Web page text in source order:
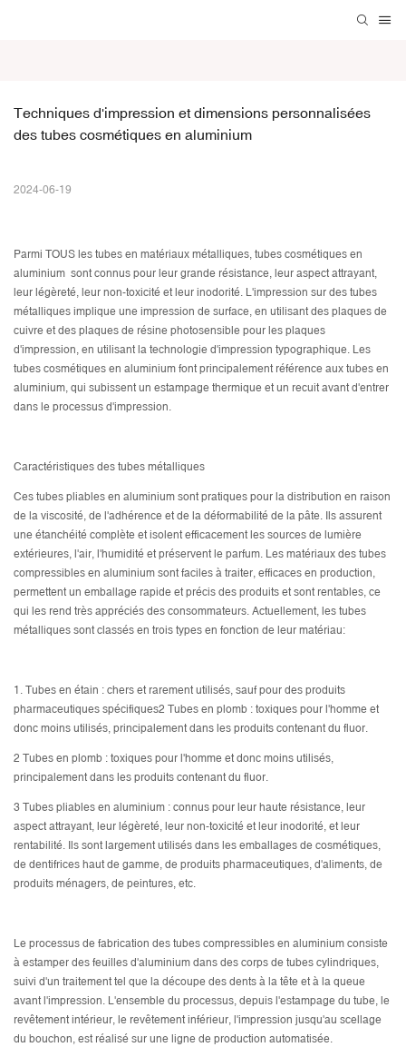
Techniques d'impression et dimensions personnalisées
des tubes cosmétiques en aluminium
2024-06-19
Parmi TOUS les tubes en matériaux métalliques, tubes cosmétiques en
aluminium sont connus pour leur grande résistance, leur aspect attrayant,
leur légèreté, leur non-toxicité et leur inodorité. L'impression sur des tubes
métalliques implique une impression de surface, en utilisant des plaques de
cuivre et des plaques de résine photosensible pour les plaques
d'impression, en utilisant la technologie d'impression typographique. Les
tubes cosmétiques en aluminium font principalement référence aux tubes en
aluminium, qui subissent un estampage thermique et un recuit avant d'entrer
dans le processus d'impression.
Caractéristiques des tubes métalliques
Ces tubes pliables en aluminium sont pratiques pour la distribution en raison
de la viscosité, de l'adhérence et de la déformabilité de la pâte. Ils assurent
une étanchéité complète et isolent efficacement les sources de lumière
extérieures, l'air, l'humidité et préservent le parfum. Les matériaux des tubes
compressibles en aluminium sont faciles à traiter, efficaces en production,
permettent un emballage rapide et précis des produits et sont rentables, ce
qui les rend très appréciés des consommateurs. Actuellement, les tubes
métalliques sont classés en trois types en fonction de leur matériau:
1. Tubes en étain : chers et rarement utilisés, sauf pour des produits
pharmaceutiques spécifiques2 Tubes en plomb : toxiques pour l'homme et
donc moins utilisés, principalement dans les produits contenant du fluor.
2 Tubes en plomb : toxiques pour l'homme et donc moins utilisés,
principalement dans les produits contenant du fluor.
3 Tubes pliables en aluminium : connus pour leur haute résistance, leur
aspect attrayant, leur légèreté, leur non-toxicité et leur inodorité, et leur
rentabilité. Ils sont largement utilisés dans les emballages de cosmétiques,
de dentifrices haut de gamme, de produits pharmaceutiques, d'aliments, de
produits ménagers, de peintures, etc.
Le processus de fabrication des tubes compressibles en aluminium consiste
à estamper des feuilles d'aluminium dans des corps de tubes cylindriques,
suivi d'un traitement tel que la découpe des dents à la tête et à la queue
avant l'impression. L'ensemble du processus, depuis l'estampage du tube, le
revêtement intérieur, le revêtement inférieur, l'impression jusqu'au scellage
du bouchon, est réalisé sur une ligne de production automatisée.